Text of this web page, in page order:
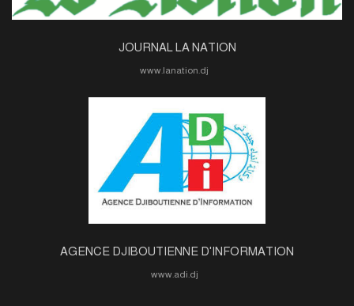
JOURNAL LA NATION
AGENCE DJIBOUTIENNE D'INFORMATION